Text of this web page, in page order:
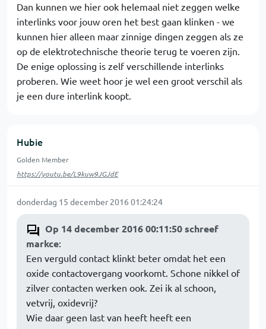
Dan kunnen we hier ook helemaal niet zeggen welke
interlinks voor jouw oren het best gaan klinken - we
kunnen hier alleen maar zinnige dingen zeggen als ze
op de elektrotechnische theorie terug te voeren zijn.
De enige oplossing is zelf verschillende interlinks
proberen. Wie weet hoor je wel een groot verschil als
je een dure interlink koopt.
Hubie
Golden Member
https://youtu.be/L9kuw9JGJdE
donderdag 15 december 2016 01:24:24
Op 14 december 2016 00:11:50 schreef
markce:
Een verguld contact klinkt beter omdat het een
oxide contactovergang voorkomt. Schone nikkel of
zilver contacten werken ook. Zei ik al schoon,
vetvrij, oxidevrij?
Wie daar geen last van heeft heeft een